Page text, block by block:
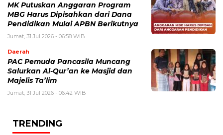
MK Putuskan Anggaran Program
MBG Harus Dipisahkan dari Dana
Pendidikan Mulai APBN Berikutnya
Jumat, 31 Jul 2026 - 06:58 WIB
Daerah
PAC Pemuda Pancasila Muncang
Salurkan Al-Qur’an ke Masjid dan
Majelis Ta’lim
Jumat, 31 Jul 2026 - 06:42 WIB
TRENDING